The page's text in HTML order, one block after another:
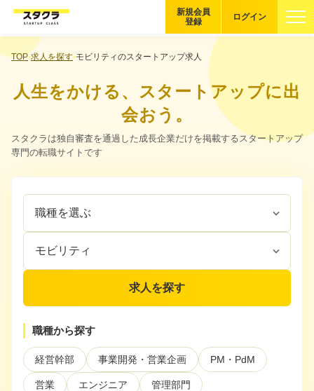
ブックマーク
企業を探す
適性診断 無料・5分
スタクラが選ばれる理由
スタートアップ厳選の仕組み
Startup Magazine
イベント・セミナー
ログイン
新規会員
登録
TOP 求人を探す モビリティのスタートアップ求人
人生をかける、スタートアップに出
会おう。
スタクラは独自審査を通過した成長企業だけを掲載するスタートアップ
専門の転職サイトです
職
を
企
カ
リ
選
求人を探す
職種から探す
経営幹部 事業開発・営業企画 PM・PdM
営業 エンジニア 管理部門